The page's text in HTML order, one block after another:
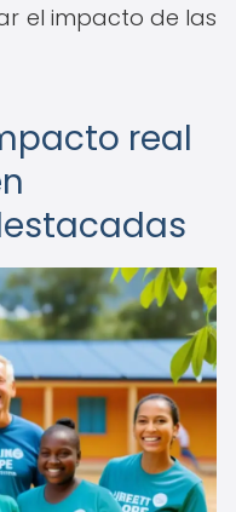
el impacto de las
real